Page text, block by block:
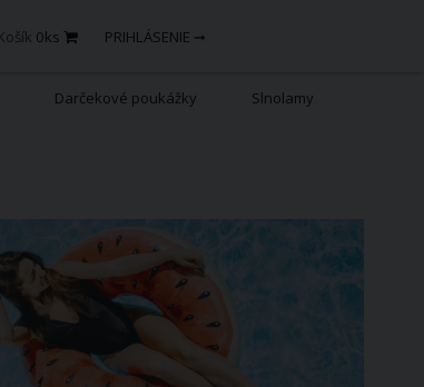
0ks PRIHLÁSENIE ➞
Darčekové poukážky Slnolamy